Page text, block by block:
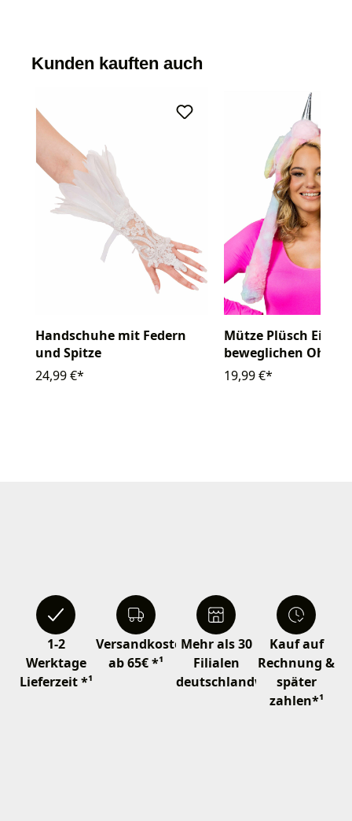
Kunden kauften auch
Handschuhe mit Federn
und Spitze
24,99 €*
Mütze Plüsch
beweglichen Ohren
19,99 €*
1-2
Werktage
Lieferzeit *¹
Versandkostenfrei
ab 65€ *¹
Mehr als 30
Filialen
deutschlandweit
Kauf auf
Rechnung &
später
zahlen*¹